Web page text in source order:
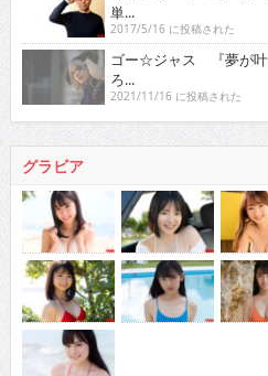
単...
2017/5/16 に投稿された
ゴー☆ジャス 『夢が叶
ろ...
2021/11/16 に投稿された
グラビア